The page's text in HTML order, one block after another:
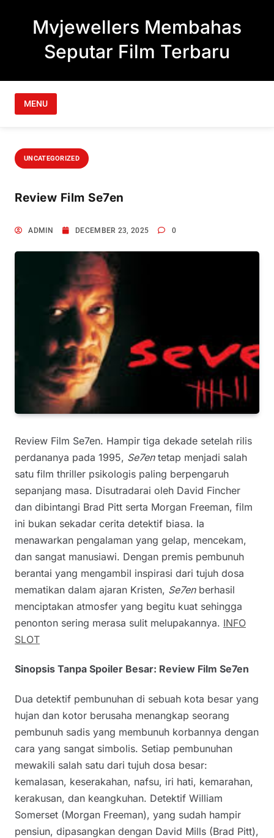
Mvjewellers Membahas
Seputar Film Terbaru
MENU
UNCATEGORIZED
Review Film Se7en
ADMIN DECEMBER 23, 2025 0
Review Film Se7en. Hampir tiga dekade setelah rilis
perdananya pada 1995, Se7entetap menjadi salah
satu film thriller psikologis paling berpengaruh
sepanjang masa. Disutradarai oleh David Fincher
dan dibintangi Brad Pitt serta Morgan Freeman, film
ini bukan sekadar cerita detektif biasa. Ia
menawarkan pengalaman yang gelap, mencekam,
dan sangat manusiawi. Dengan premis pembunuh
berantai yang mengambil inspirasi dari tujuh dosa
mematikan dalam ajaran Kristen, Se7enberhasil
menciptakan atmosfer yang begitu kuat sehingga
penonton sering merasa sulit melupakannya. INFO
SLOT
Sinopsis Tanpa Spoiler Besar: Review Film Se7en
Dua detektif pembunuhan di sebuah kota besar yang
hujan dan kotor berusaha menangkap seorang
pembunuh sadis yang membunuh korbannya dengan
cara yang sangat simbolis. Setiap pembunuhan
mewakili salah satu dari tujuh dosa besar:
kemalasan, keserakahan, nafsu, iri hati, kemarahan,
kerakusan, dan keangkuhan. Detektif William
Somerset (Morgan Freeman), yang sudah hampir
pensiun, dipasangkan dengan David Mills (Brad Pitt),